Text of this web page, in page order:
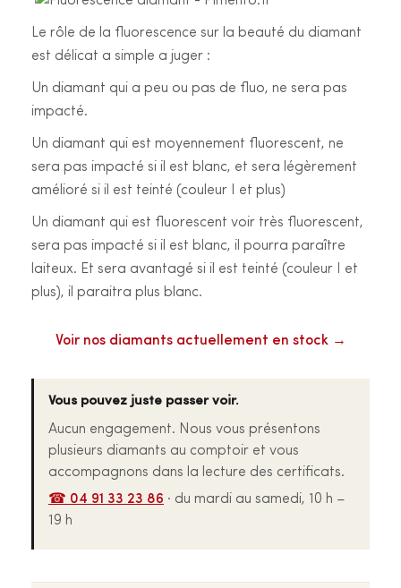
Le rôle de la fluorescence sur la beauté du diamant
est délicat a simple a juger :
Un diamant qui a peu ou pas de fluo, ne sera pas
impacté.
Un diamant qui est moyennement fluorescent, ne
sera pas impacté si il est blanc, et sera légèrement
amélioré si il est teinté (couleur I et plus)
Un diamant qui est fluorescent voir très fluorescent,
sera pas impacté si il est blanc, il pourra paraître
laiteux. Et sera avantagé si il est teinté (couleur I et
plus), il paraitra plus blanc.
Voir nos diamants actuellement en stock →
Vous pouvez juste passer voir.
Aucun engagement. Nous vous présentons
plusieurs diamants au comptoir et vous
accompagnons dans la lecture des certificats.
☎ 04 91 33 23 86 · du mardi au samedi, 10 h –
19 h